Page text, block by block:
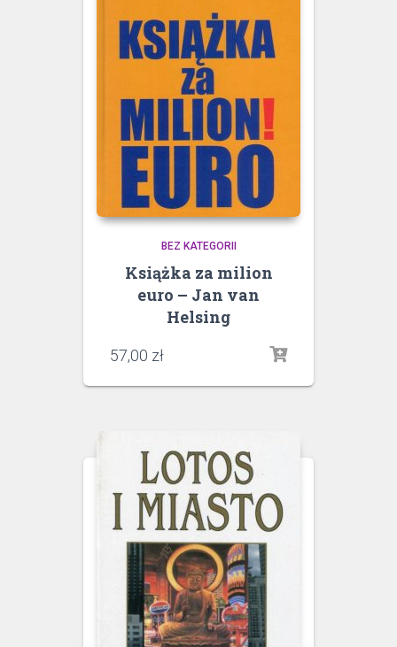
BEZ KATEGORII
Książka za milion
euro – Jan van
Helsing
57,00 zł